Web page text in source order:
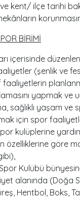
kent/ ilçe tarihi
BİRİMİ
içerisinde
(şenlik ve
yapmak ve
sağlıklı yaşam ve
için spor
kulüplerine
özelliklerine göre
Kulübü
alanında (Doğa
Hentbol, Boks,